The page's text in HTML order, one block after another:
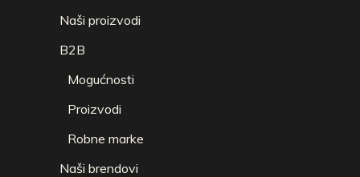
Naši proizvodi
B2B
Mogućnosti
Proizvodi
Robne marke
Naši brendovi